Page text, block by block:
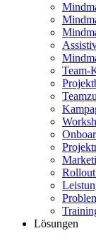
Team-
Lösungen